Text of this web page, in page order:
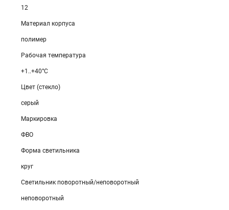
12
Материал корпуса
полимер
Рабочая температура
+1..+40°C
Цвет (стекло)
серый
Маркировка
ФВО
Форма светильника
круг
Светильник поворотный/неповоротный
неповоротный